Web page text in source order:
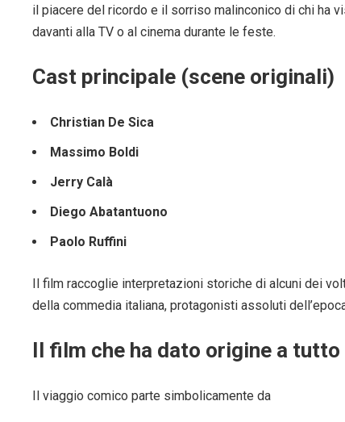
il piacere del ricordo e il sorriso malinconico di chi ha
davanti alla TV o al cinema durante le feste.
Cast principale (scene originali)
Christian De Sica
Massimo Boldi
Jerry Calà
Diego Abatantuono
Paolo Ruffini
Il film raccoglie interpretazioni storiche di alcuni dei
della commedia italiana, protagonisti assoluti
Il film che ha dato origine a tutto
Il viaggio comico parte simbolicamente da